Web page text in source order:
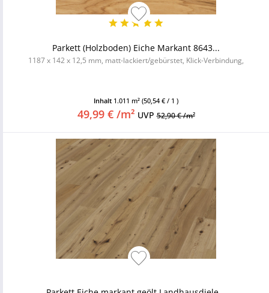
Parkett (Holzboden) Eiche Markant 8643...
1187 x 142 x 12,5 mm, matt-lackiert/gebürstet, Klick-Verbindung,
Inhalt 1.011 m² (50,54 € / 1 )
49,99 € /m² UVP52,90 € /m²